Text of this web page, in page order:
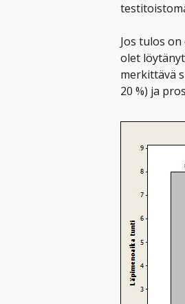
Jos tulos
olet
merkittävä
20 %) ja